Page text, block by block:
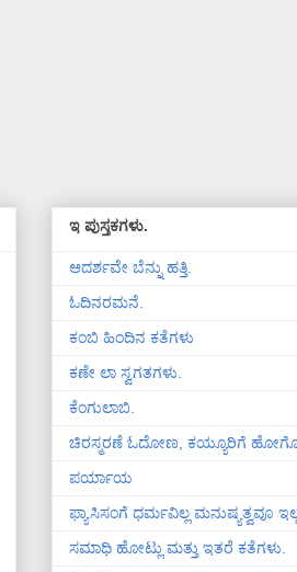
ಇ ಪುಸ್ತಕಗಳು.
ಆದರ್ಶವೇ ಬೆನ್ನು ಹತ್ತಿ.
ಓದಿನರಮನೆ.
ಕಂಬಿ ಹಿಂದಿನ ಕತೆಗಳು
ಕಣೇ ಲಾ ಸ್ವಗತಗಳು.
ಕೆಂಗುಲಾಬಿ.
ಚಿರಸ್ಮರಣೆ ಓದೋಣ, ಕಯ್ಯೂರಿಗೆ
ಪರ್ಯಾಯ
ಫ್ಯಾಸಿಸಂಗೆ ಧರ್ಮವಿಲ್ಲ ಮನುಷ್ಯತ್ವವೂ
ಸಮಾಧಿ ಹೋಟ್ಲು ಮತ್ತು ಇತರೆ ಕತೆಗಳು.